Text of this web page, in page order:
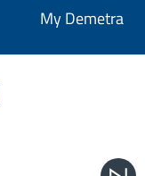
My Demetra